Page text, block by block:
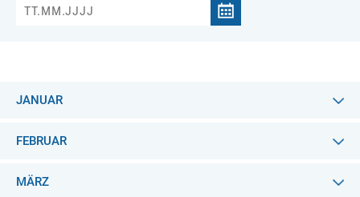
JANUAR
FEBRUAR
MÄRZ